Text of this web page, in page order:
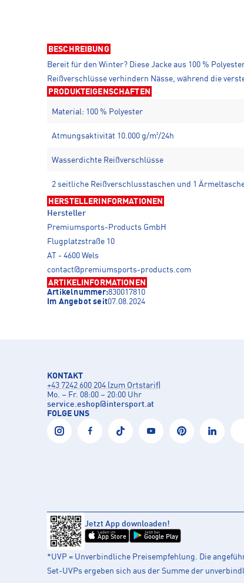
BESCHREIBUNG
Bereit für den Winter? Diese Jacke aus 100 %
Reißverschlüsse verhindern Nässe, während die
PRODUKTEIGENSCHAFTEN
Material: 100 % Polyester
Atmungsaktivität 10.000 g/m²/24h
Wasserdichte Reißverschlüsse
2 seitliche Reißverschlusstaschen und 1
HERSTELLERINFORMATIONEN
Hersteller
Premiumsports-Products GmbH
Flugplatzstraße 10
AT - 4600 Wels
contact@premiumsports-products.com
ARTIKELINFORMATIONEN
Artikelnummer:830017810
Im Angebot seit07.08.2024
KONTAKT
+43 7242 600 204 (zum Ortstarif)
Mo. – Fr. 08:00 – 20:00 Uhr
service.eshop@intersport.at
FOLGE UNS
Jetzt App downloaden!
Laden im
App Store
Jetzt bei
Google Play
*UVP = Unverbindliche Preisempfehlung. Die
Set-UVPs ergeben sich aus der Summe der